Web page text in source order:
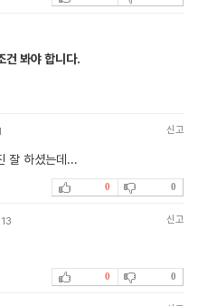
건 봐야 합니다.
신고
잘 하셨는데...
0 0
신고
0 0